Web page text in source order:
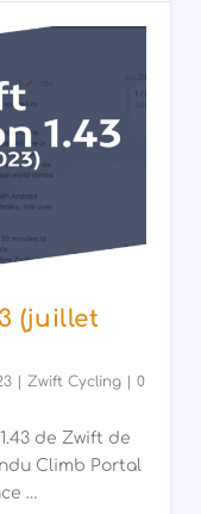
(juillet
| Zwift Cycling |0
de Zwift de
Climb Portal
…